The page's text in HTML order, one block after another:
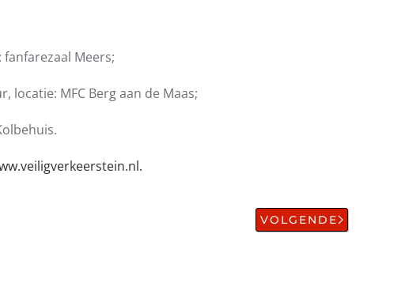
Meers;
locatie: MFC Berg aan de Maas;
VOLGENDE